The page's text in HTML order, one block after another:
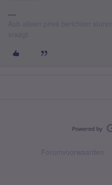
Forumvoorwaarden